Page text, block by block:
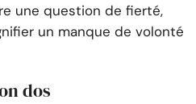
une question de fierté,
un manque de volonté
dos